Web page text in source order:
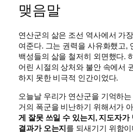
맺음말
연산군의 삶은 조선 역사에서 가
여준다. 그는 권력을 사유화했고,
백성들의 삶을 철저히 외면했다.
어린 시절의 상처와 불안 속에서
하지 못한 비극적 인간이었다.
오늘날 우리가 연산군을 기억하
거의 폭군을 비난하기 위해서가
게 잘못 쓰일 수 있는지, 지도자가
결과가 오는지를 되새기기 위함